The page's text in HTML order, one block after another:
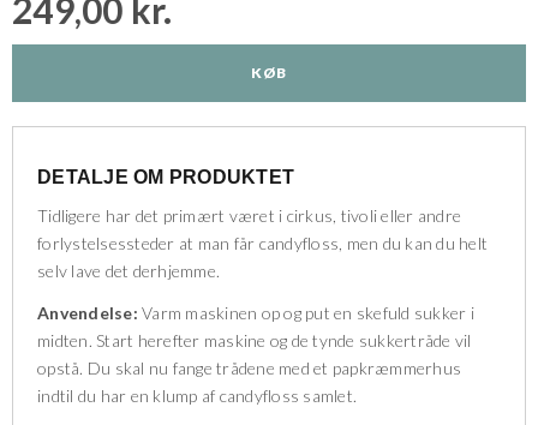
249,00 kr.
KØB
DETALJE OM PRODUKTET
Tidligere har det primært været i cirkus, tivoli eller andre
forlystelsessteder at man får candyfloss, men du kan du helt
selv lave det derhjemme.
Anvendelse: Varm maskinen op og put en skefuld sukker i
midten. Start herefter maskine og de tynde sukkertråde vil
opstå. Du skal nu fange trådene med et papkræmmerhus
indtil du har en klump af candyfloss samlet.